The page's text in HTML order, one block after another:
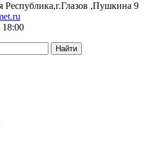
Республика,г.Глазов ,Пушкина 9
18:00
Найти